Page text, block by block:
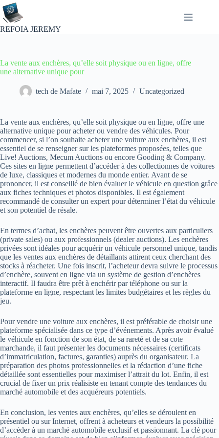
Passer
au
contenu
REFOIA JEREMY
La vente aux enchères, qu’elle soit physique ou en ligne, offre
une alternative unique pour
tech de Mafate mai 7, 2025 Uncategorized
La vente aux enchères, qu’elle soit physique ou en ligne, offre une
alternative unique pour acheter ou vendre des véhicules. Pour
commencer, si l’on souhaite acheter une voiture aux enchères, il est
essentiel de se renseigner sur les plateformes proposées, telles que
Live! Auctions, Mecum Auctions ou encore Gooding & Company.
Ces sites en ligne permettent d’accéder à des collectionnes de voitures
de luxe, classiques et modernes du monde entier. Avant de se
prononcer, il est conseillé de bien évaluer le véhicule en question grâce
aux fiches techniques et photos disponibles. Il est également
recommandé de consulter un expert pour déterminer l’état du véhicule
et son potentiel de résale.
En termes d’achat, les enchères peuvent être ouvertes aux particuliers
(private sales) ou aux professionnels (dealer auctions). Les enchères
privées sont idéales pour acquérir un véhicule personnel unique, tandis
que les ventes aux enchères de détaillants attirent ceux cherchant des
stocks à réacheter. Une fois inscrit, l’acheteur devra suivre le processus
d’enchère, souvent en ligne via un système de gestion d’enchères
interactif. Il faudra être prêt à enchérir par téléphone ou sur la
plateforme en ligne, respectant les limites budgétaires et les règles du
jeu.
Pour vendre une voiture aux enchères, il est préférable de choisir une
plateforme spécialisée dans ce type d’événements. Après avoir évalué
le véhicule en fonction de son état, de sa rareté et de sa cote
marchande, il faut présenter les documents nécessaires (certificats
d’immatriculation, factures, garanties) auprès du organisateur. La
préparation des photos professionnelles et la rédaction d’une fiche
détaillée sont essentielles pour maximiser l’attrait du lot. Enfin, il est
crucial de fixer un prix réalisiste en tenant compte des tendances du
marché automobile et des acquéreurs potentiels.
En conclusion, les ventes aux enchères, qu’elles se déroulent en
présentiel ou sur Internet, offrent à acheteurs et vendeurs la possibilité
d’accéder à un marché automobile exclusif et passionnant. La clé pour